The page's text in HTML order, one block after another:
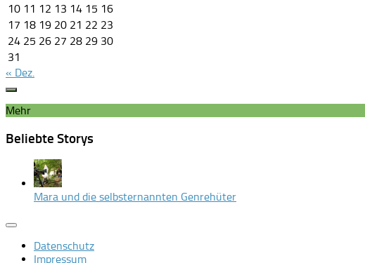
10 11 12 13 14 15 16
17 18 19 20 21 22 23
24 25 26 27 28 29 30
31
« Dez.
Mehr
Beliebte Storys
Mara und die selbsternannten Genrehüter
Datenschutz
Impressum